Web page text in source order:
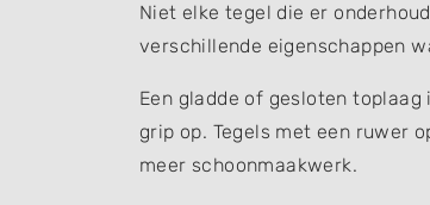
Niet elke tegel die er
verschillende eigenschappen
Een gladde of gesloten
grip op. Tegels met een ruwer
meer schoonmaakwerk.